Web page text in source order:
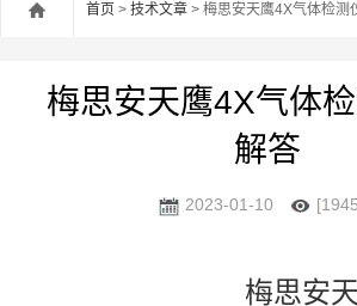
首页 > 技术文章 > 梅思安天鹰4X气体检测
梅思安天鹰4X气体
解答
2023-01-10
梅思安